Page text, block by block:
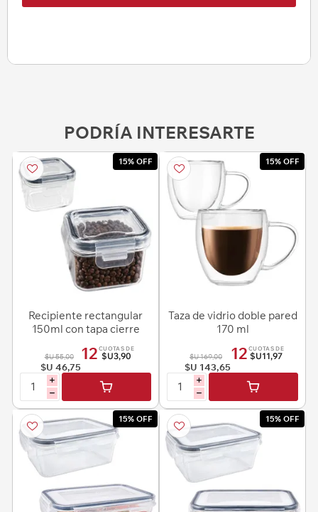
PODRÍA INTERESARTE
15% OFF
Recipiente rectangular
150ml con tapa cierre
$U 55,00
$U 46,75
12 CUOTAS DE
$U3,90
i
h
15% OFF
Taza de vidrio doble pared
170 ml
$U 169,00
$U 143,65
12 CUOTAS DE
$U11,97
i
h
15% OFF 15% OFF